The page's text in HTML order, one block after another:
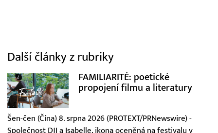
Další články z rubriky
FAMILIARITÉ: poetické
propojení filmu a literatury
Šen-čen (Čína) 8. srpna 2026 (PROTEXT/PRNewswire) -
Společnost DJI a Isabelle, ikona oceněná na festivalu v